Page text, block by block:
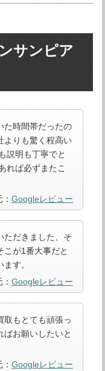
サンピア
た時間帯だったの
よりも驚く程高い
説明も丁寧でと
れば必ずまたこ
Googleレビュー
ただきました、そ
こが1番大事だと
す。
Googleレビュー
取もとても頑張っ
ばお願いしたいと
Googleレビュー